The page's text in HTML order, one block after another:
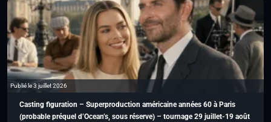
Publié le 3 juillet 2026
Casting figuration – Superproduction américaine années 60 à Paris
(probable préquel d’Ocean’s, sous réserve) – tournage 29 juillet-19 août